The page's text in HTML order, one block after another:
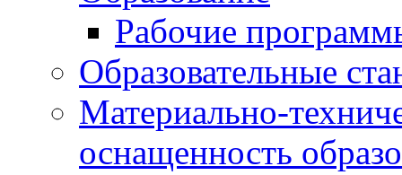
Рабочие
Образовательные
Материально-
оснащенность